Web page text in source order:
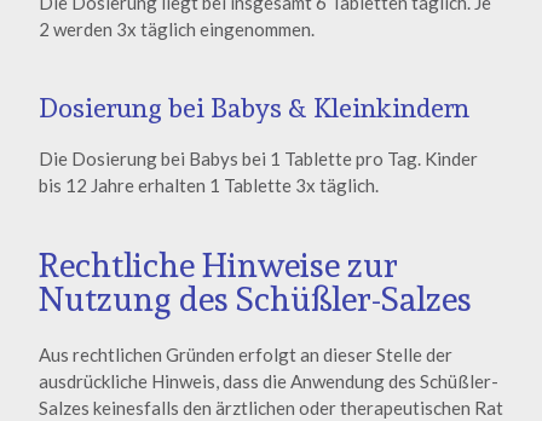
2 werden 3x täglich eingenommen.
Dosierung bei Babys & Kleinkindern
Die Dosierung bei Babys bei 1 Tablette pro Tag. Kinder
bis 12 Jahre erhalten 1 Tablette 3x täglich.
Rechtliche Hinweise zur
Nutzung des Schüßler-Salzes
Aus rechtlichen Gründen erfolgt an dieser Stelle der
ausdrückliche Hinweis, dass die Anwendung des Schüßler-
Salzes keinesfalls den ärztlichen oder therapeutischen Rat